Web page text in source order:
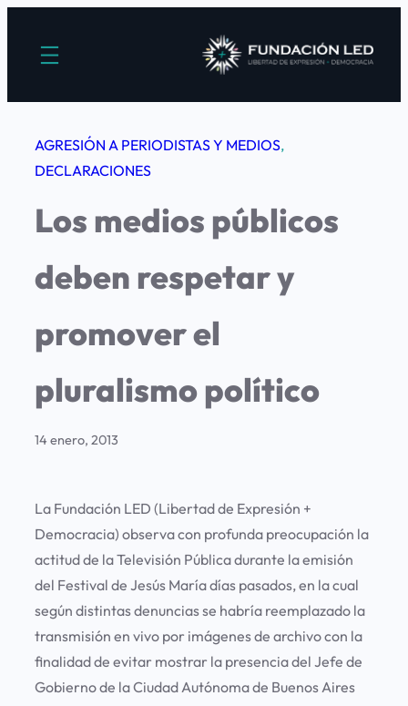
AGRESIÓN A PERIODISTAS Y MEDIOS
DECLARACIONES
Los medios públicos
deben respetar y
promover el
pluralismo político
14 enero, 2013
La Fundación LED (Libertad de Expresión +
Democracia) observa con profunda preocupación la
actitud de la Televisión Pública durante la emisión
del Festival de Jesús María días pasados, en la cual
según distintas denuncias se habría reemplazado la
transmisión en vivo por imágenes de archivo con la
finalidad de evitar mostrar la presencia del Jefe de
Gobierno de la Ciudad Autónoma de Buenos Aires